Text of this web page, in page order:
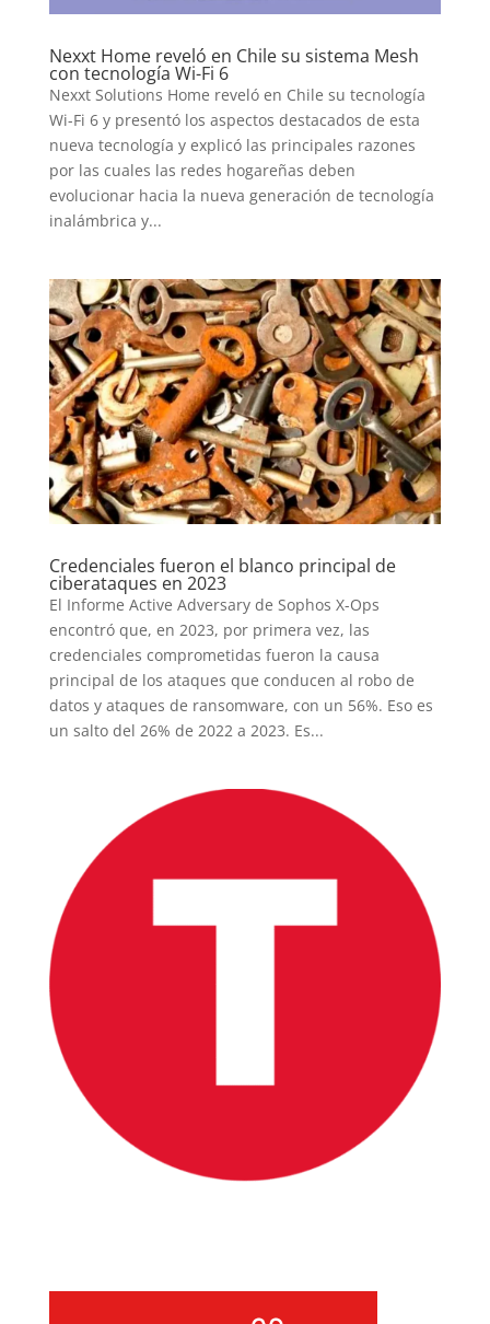
Nexxt Home reveló en Chile su sistema Mesh
con tecnología Wi-Fi 6
Nexxt Solutions Home reveló en Chile su tecnología
Wi-Fi 6 y presentó los aspectos destacados de esta
nueva tecnología y explicó las principales razones
por las cuales las redes hogareñas deben
evolucionar hacia la nueva generación de tecnología
inalámbrica y...
Credenciales fueron el blanco principal de
ciberataques en 2023
El Informe Active Adversary de Sophos X-Ops
encontró que, en 2023, por primera vez, las
credenciales comprometidas fueron la causa
principal de los ataques que conducen al robo de
datos y ataques de ransomware, con un 56%. Eso es
un salto del 26% de 2022 a 2023. Es...